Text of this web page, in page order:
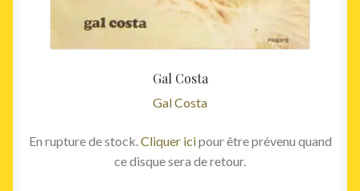
Gal Costa
Gal Costa
En rupture de stock.Cliquer icipour être prévenu quand
ce disque sera de retour.